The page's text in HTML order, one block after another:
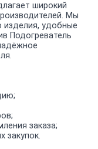
широкий
Мы
изделия, удобные
Подогреватель
заказа;
закупок.